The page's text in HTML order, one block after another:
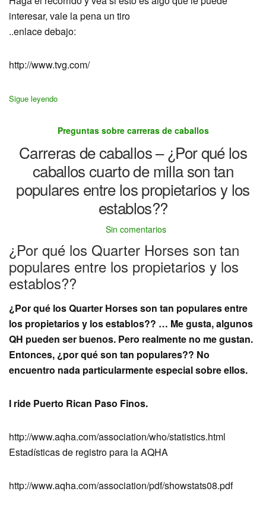
interesar, vale la pena un tiro
..enlace debajo:
http://www.tvg.com/
Sigue leyendo
Preguntas sobre carreras de caballos
Carreras de caballos – ¿Por qué los
caballos cuarto de milla son tan
populares entre los propietarios y los
establos??
Sin comentarios
¿Por qué los Quarter Horses son tan
populares entre los propietarios y los
establos??
¿Por qué los Quarter Horses son tan populares entre
los propietarios y los establos?? … Me gusta, algunos
QH pueden ser buenos. Pero realmente no me gustan.
Entonces, ¿por qué son tan populares?? No
encuentro nada particularmente especial sobre ellos.
I ride Puerto Rican Paso Finos.
http://www.aqha.com/association/who/statistics.html
Estadísticas de registro para la AQHA
http://www.aqha.com/association/pdf/showstats08.pdf